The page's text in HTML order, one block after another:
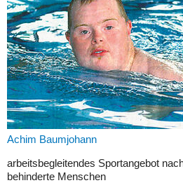
SCHWIMMEN
TISCHTENNIS
LAUFEN & WALKING
SPORTABZEICHEN
TANZSPORT
Achim Baumjohann
arbeitsbegleitendes Sportangebot
behinderte Menschen